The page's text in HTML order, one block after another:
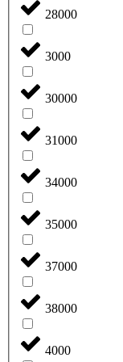
28000
3000
30000
31000
34000
35000
37000
38000
4000